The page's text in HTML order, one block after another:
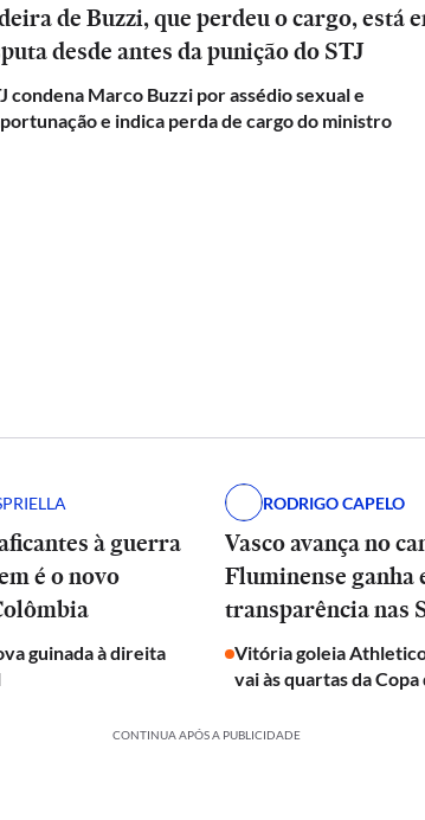
de Buzzi, que perdeu o cargo, está
desde antes da punição do STJ
condena Marco Buzzi por assédio sexual e
e indica perda de cargo do ministro
à guerra
é o novo
guinada à direita
RODRIGO CAPELO
Vasco avança no
Fluminense ganha
transparência nas
Vitória goleia
vai às quartas da Copa
CONTINUA APÓS A PUBLICIDADE